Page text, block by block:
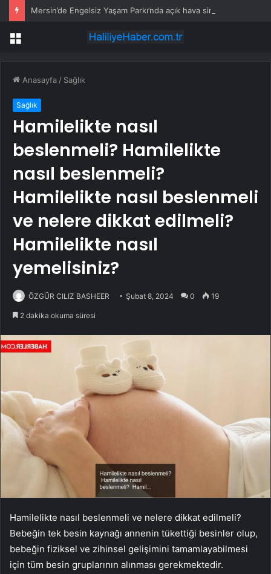
Mersin’de Engelsiz Yaşam Parkı’nda açık hava sinema keyfi
Menü
Anasayfa / Sağlık
Sağlık
Hamilelikte nasıl
beslenmeli? Hamilelikte
nasıl beslenmeli?
Hamilelikte nasıl beslenmeli
ve nelere dikkat edilmeli?
Hamilelikte nasıl
yemelisiniz?
ÖZGÜR CILIZ BASHEER Şubat 8, 2024 0 19
2 dakika okuma süresi
Hamilelikte nasıl beslenmeli ve nelere dikkat edilmeli?
Bebeğin tek besin kaynağı annenin tükettiği besinler olup,
bebeğin fiziksel ve zihinsel gelişimini tamamlayabilmesi
için tüm besin gruplarının alınması gerekmektedir.